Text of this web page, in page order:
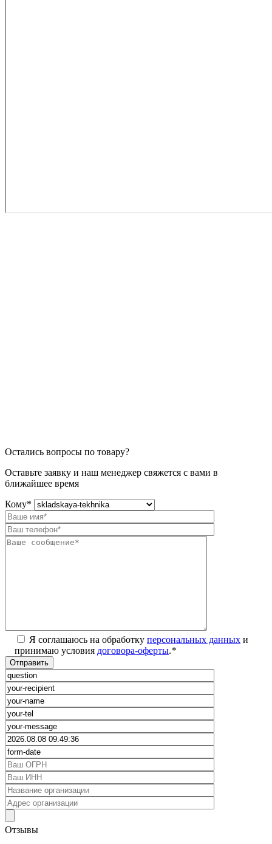
Остались вопросы по товару?
Оставьте заявку и наш менеджер свяжется с вами в
ближайшее время
Кому*
Я соглашаюсь на обработку персональных данных и
принимаю условия договора-оферты.*
Отзывы